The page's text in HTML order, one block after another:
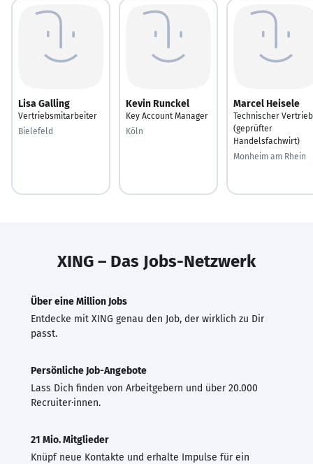
Lisa Galling
Vertriebsmitarbeiter
Bielefeld
Kevin Runckel
Key Account Manager
Köln
Marcel Heisele
Technischer Vertrieb
(geprüfter
Handelsfachwirt)
Monheim am Rhein
XING – Das Jobs-Netzwerk
Über eine Million Jobs
Entdecke mit XING genau den Job, der wirklich zu Dir
passt.
Persönliche Job-Angebote
Lass Dich finden von Arbeitgebern und über 20.000
Recruiter·innen.
21 Mio. Mitglieder
Knüpf neue Kontakte und erhalte Impulse für ein